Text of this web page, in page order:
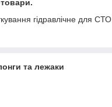
гідравлічне для СТО
та лежаки